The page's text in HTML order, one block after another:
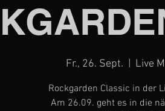
Fr., 26. Sept. Live
Rockgarden Classic in der
Am 26.09. geht es in die